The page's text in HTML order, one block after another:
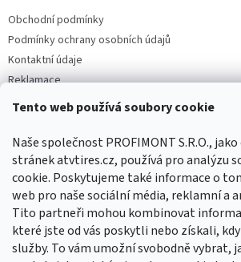
Tento web používá soubory cookie
Naše společnost PROFIMONT S.R.O.,
stránek atvtires.cz, používá pro analýzu
cookie. Poskytujeme také informace o
web pro naše sociální média, reklamní a
Tito partneři mohou kombinovat
které jste od vás poskytli nebo získali,
služby. To vám umožní svobodně vybrat,
Obchodní podmínky
Podmínky ochrany osobních údajů
Kontaktní údaje
Reklamace
Facebook